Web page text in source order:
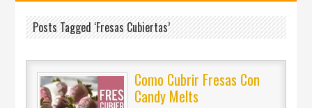
Posts Tagged ‘Fresas Cubiertas’
Como Cubrir Fresas Con
Candy Melts